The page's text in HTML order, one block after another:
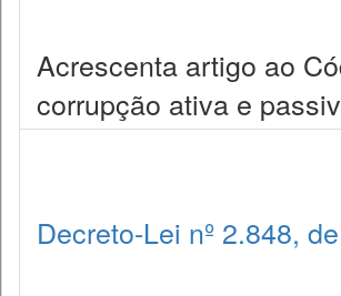
Acrescenta artigo ao
corrupção ativa e
Decreto-Lei nº 2.848,